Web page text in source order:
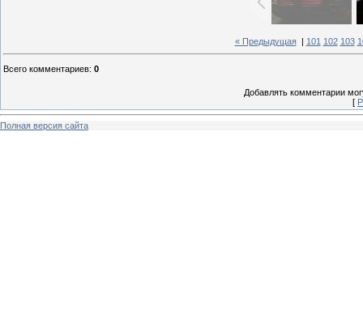
« Предыдущая| 101 102 103
Всего комментариев: 0
Добавлять комментарии
[
Полная версия сайта